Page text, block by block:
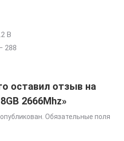
В
288
оставил отзыв на
2666Mhz»
Обязательные поля